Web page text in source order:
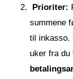
Prioriter:
summene
til inkasso.
uker fra